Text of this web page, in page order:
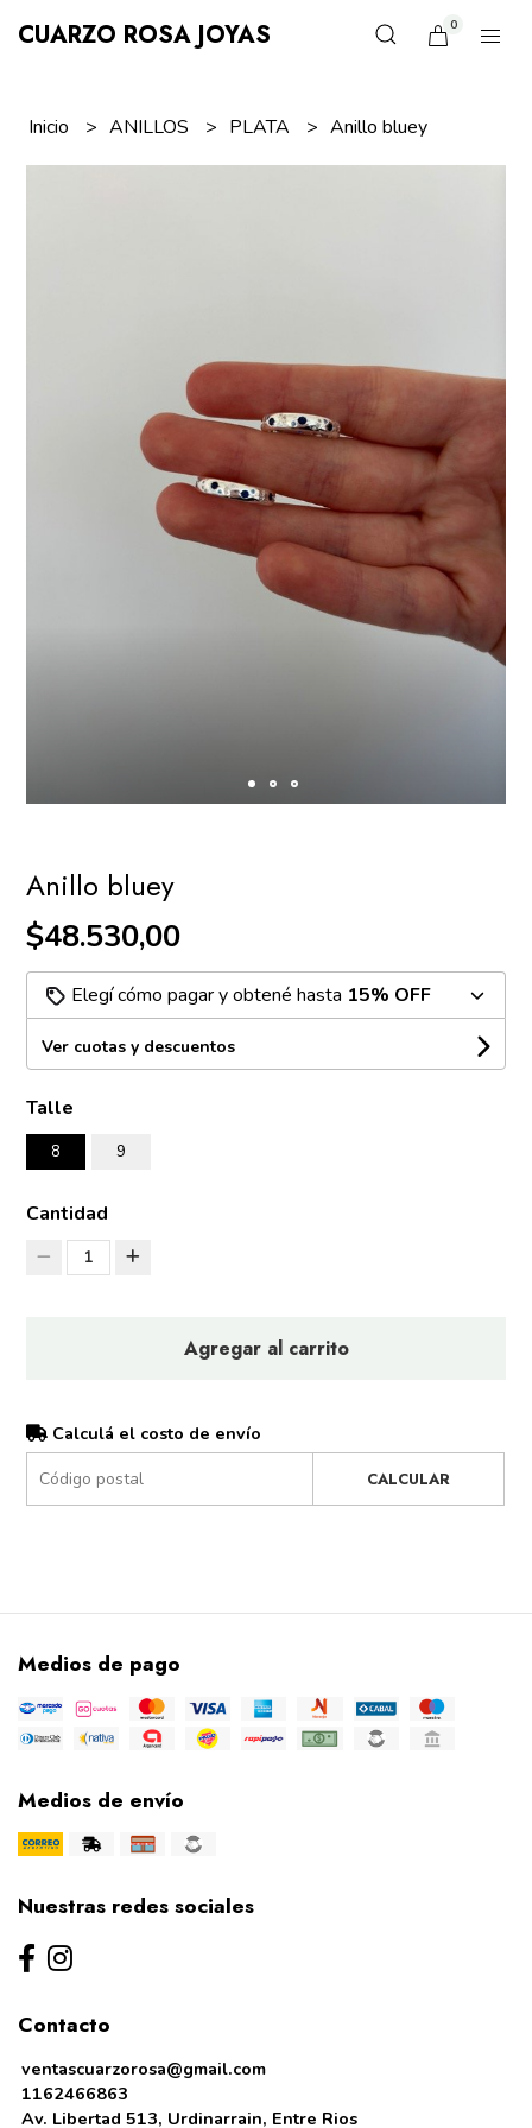
CUARZO ROSA JOYAS 0
Inicio ANILLOS PLATA Anillo bluey
Anillo bluey
$48.530,00
Elegí cómo pagar y obtené hasta 15% OFF
Ver cuotas y descuentos
Talle
8 9
Cantidad
1
Agregar al carrito
Calculá el costo de envío
CALCULAR
Medios de pago
Medios de envío
Nuestras redes sociales
Contacto
ventascuarzorosa@gmail.com
1162466863
Av. Libertad 513, Urdinarrain, Entre Rios